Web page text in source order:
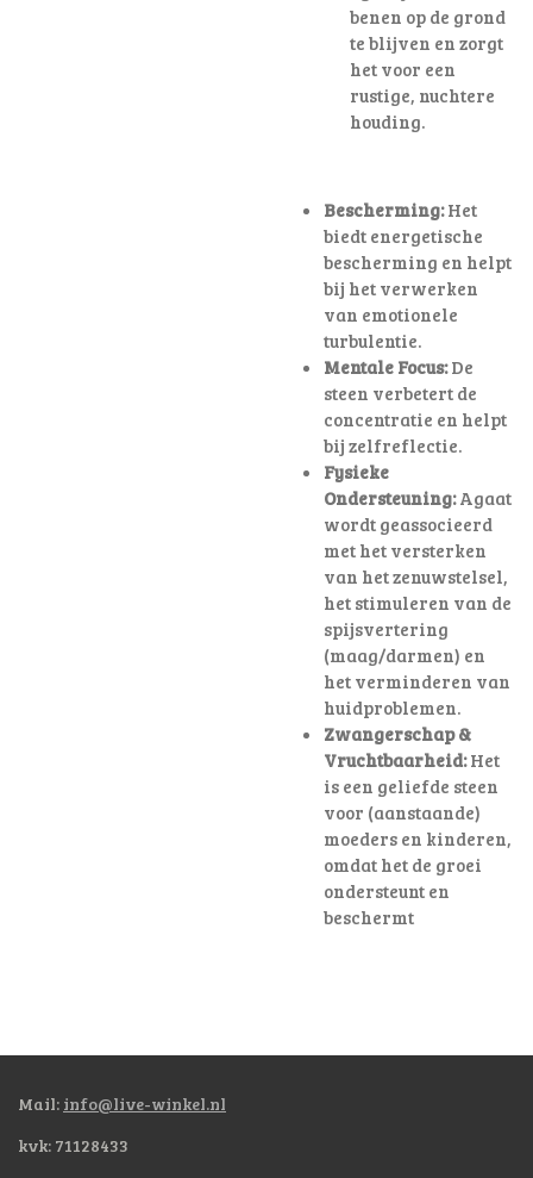
benen op de grond
te blijven en zorgt
het voor een
rustige, nuchtere
houding.
Bescherming:Het
biedt energetische
bescherming en helpt
bij het verwerken
van emotionele
turbulentie.
Mentale Focus:De
steen verbetert de
concentratie en helpt
bij zelfreflectie.
Fysieke
Ondersteuning:Agaat
wordt geassocieerd
met het versterken
van het zenuwstelsel,
het stimuleren van de
spijsvertering
(maag/darmen) en
het verminderen van
huidproblemen.
Zwangerschap &
Vruchtbaarheid:Het
is een geliefde steen
voor (aanstaande)
moeders en kinderen,
omdat het de groei
ondersteunt en
beschermt
Mail: info@live-winkel.nl
kvk: 71128433